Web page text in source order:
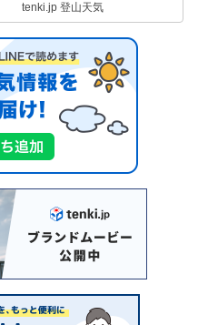
tenki.jp 登山天気